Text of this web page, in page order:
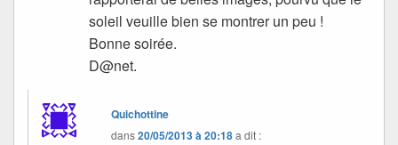
soleil veuille bien se montrer un peu !
Bonne soirée.
D@net.
Quichottine
dans20/05/2013 à 20:18a dit :